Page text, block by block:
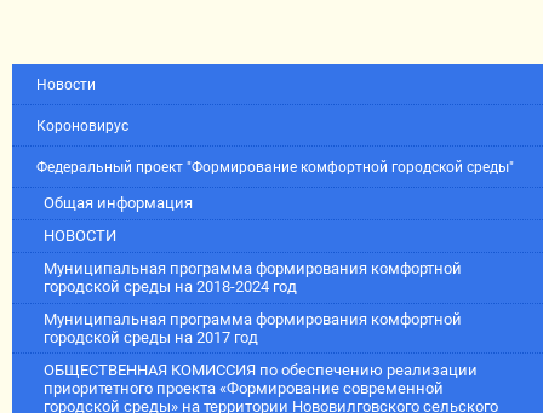
Новости
Короновирус
Федеральный проект "Формирование комфортной городской среды"
Общая информация
НОВОСТИ
Муниципальная программа формирования комфортной
городской среды на 2018-2024 год
Муниципальная программа формирования комфортной
городской среды на 2017 год
ОБЩЕСТВЕННАЯ КОМИССИЯ по обеспечению реализации
приоритетного проекта «Формирование современной
городской среды» на территории Нововилговского сельского